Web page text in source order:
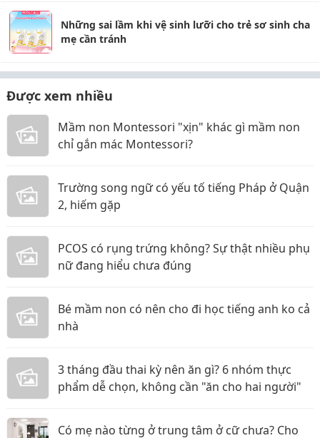
Những sai lầm khi vệ sinh lưỡi cho trẻ sơ sinh cha
mẹ cần tránh
Được xem nhiều
Mầm non Montessori "xịn" khác gì mầm non
chỉ gắn mác Montessori?
Trường song ngữ có yếu tố tiếng Pháp ở Quận
2, hiếm gặp
PCOS có rụng trứng không? Sự thật nhiều phụ
nữ đang hiểu chưa đúng
Bé mầm non có nên cho đi học tiếng anh ko cả
nhà
3 tháng đầu thai kỳ nên ăn gì? 6 nhóm thực
phẩm dễ chọn, không cần "ăn cho hai người"
Có mẹ nào từng ở trung tâm ở cữ chưa? Cho